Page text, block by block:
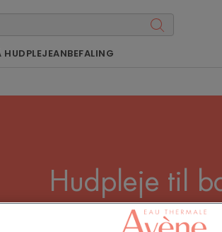
HUDPLEJEANBEFALING
Hudpleje til
i stedet for varmt vand, da varmt